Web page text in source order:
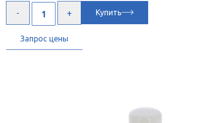
Купить
Запрос цены